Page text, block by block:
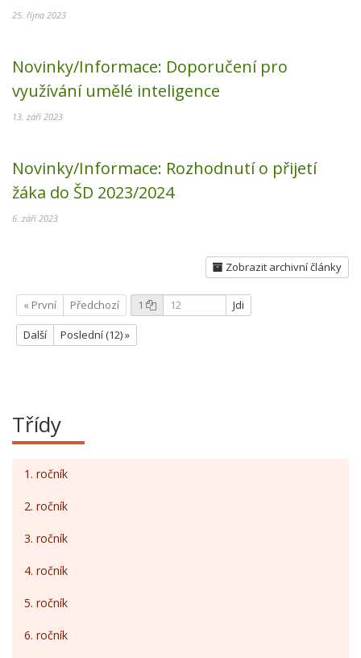
25. října 2023
Novinky/Informace: Doporučení pro
využívání umělé inteligence
13. září 2023
Novinky/Informace: Rozhodnutí o přijetí
žáka do ŠD 2023/2024
6. září 2023
Zobrazit archivní články
« První Předchozí 1 Jdi
Další Poslední (12) »
Třídy
1. ročník
2. ročník
3. ročník
4. ročník
5. ročník
6. ročník